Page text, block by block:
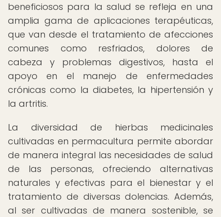
beneficiosos para la salud se refleja en una
amplia gama de aplicaciones terapéuticas,
que van desde el tratamiento de afecciones
comunes como resfriados, dolores de
cabeza y problemas digestivos, hasta el
apoyo en el manejo de enfermedades
crónicas como la diabetes, la hipertensión y
la artritis.
La diversidad de hierbas medicinales
cultivadas en permacultura permite abordar
de manera integral las necesidades de salud
de las personas, ofreciendo alternativas
naturales y efectivas para el bienestar y el
tratamiento de diversas dolencias. Además,
al ser cultivadas de manera sostenible, se